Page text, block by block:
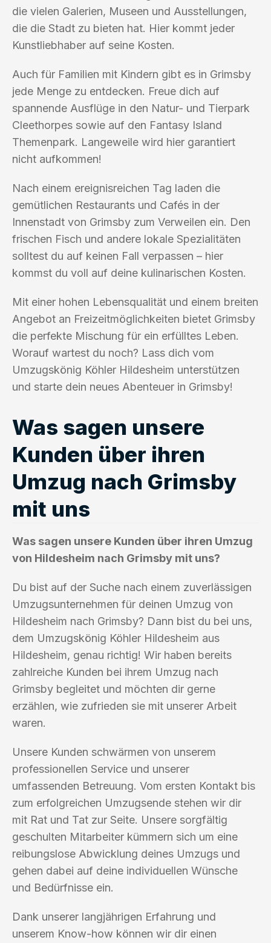
die vielen Galerien, Museen und Ausstellungen,
die die Stadt zu bieten hat. Hier kommt jeder
Kunstliebhaber auf seine Kosten.
Auch für Familien mit Kindern gibt es in Grimsby
jede Menge zu entdecken. Freue dich auf
spannende Ausflüge in den Natur- und Tierpark
Cleethorpes sowie auf den Fantasy Island
Themenpark. Langeweile wird hier garantiert
nicht aufkommen!
Nach einem ereignisreichen Tag laden die
gemütlichen Restaurants und Cafés in der
Innenstadt von Grimsby zum Verweilen ein. Den
frischen Fisch und andere lokale Spezialitäten
solltest du auf keinen Fall verpassen – hier
kommst du voll auf deine kulinarischen Kosten.
Mit einer hohen Lebensqualität und einem breiten
Angebot an Freizeitmöglichkeiten bietet Grimsby
die perfekte Mischung für ein erfülltes Leben.
Worauf wartest du noch? Lass dich vom
Umzugskönig Köhler Hildesheim unterstützen
und starte dein neues Abenteuer in Grimsby!
Was sagen unsere
Kunden über ihren
Umzug nach Grimsby
mit uns
Was sagen unsere Kunden über ihren Umzug
von Hildesheim nach Grimsby mit uns?
Du bist auf der Suche nach einem zuverlässigen
Umzugsunternehmen für deinen Umzug von
Hildesheim nach Grimsby? Dann bist du bei uns,
dem Umzugskönig Köhler Hildesheim aus
Hildesheim, genau richtig! Wir haben bereits
zahlreiche Kunden bei ihrem Umzug nach
Grimsby begleitet und möchten dir gerne
erzählen, wie zufrieden sie mit unserer Arbeit
waren.
Unsere Kunden schwärmen von unserem
professionellen Service und unserer
umfassenden Betreuung. Vom ersten Kontakt bis
zum erfolgreichen Umzugsende stehen wir dir
mit Rat und Tat zur Seite. Unsere sorgfältig
geschulten Mitarbeiter kümmern sich um eine
reibungslose Abwicklung deines Umzugs und
gehen dabei auf deine individuellen Wünsche
und Bedürfnisse ein.
Dank unserer langjährigen Erfahrung und
unserem Know-how können wir dir einen